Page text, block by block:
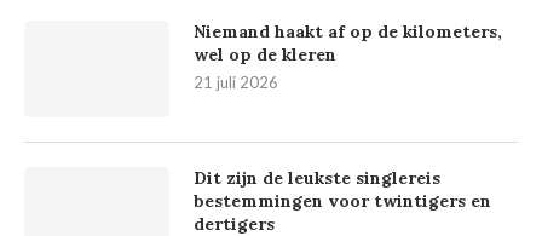
Niemand haakt af op de kilometers,
wel op de kleren
21 juli 2026
Dit zijn de leukste singlereis
bestemmingen voor twintigers en
dertigers